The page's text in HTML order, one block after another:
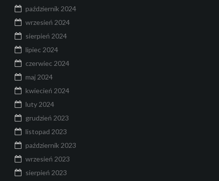
październik 2024
wrzesień 2024
sierpień 2024
lipiec 2024
czerwiec 2024
maj 2024
kwiecień 2024
luty 2024
grudzień 2023
listopad 2023
październik 2023
wrzesień 2023
sierpień 2023